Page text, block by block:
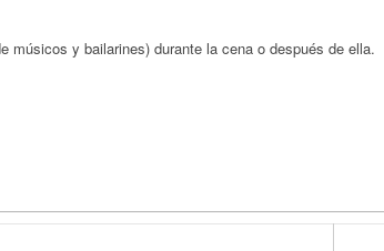
músicos y bailarines) durante la cena o después de ella.